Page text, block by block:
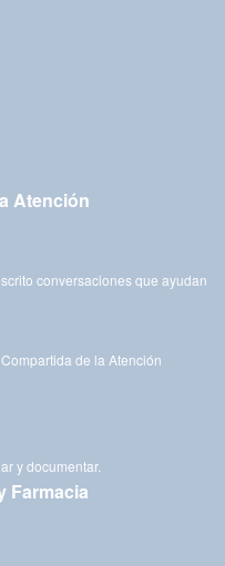
Atención
conversaciones que ayudan
de la Atención
y documentar.
Farmacia